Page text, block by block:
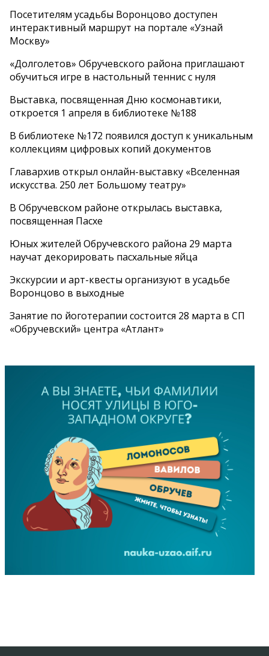
Посетителям усадьбы Воронцово доступен
интерактивный маршрут на портале «Узнай
Москву»
«Долголетов» Обручевского района приглашают
обучиться игре в настольный теннис с нуля
Выставка, посвященная Дню космонавтики,
откроется 1 апреля в библиотеке №188
В библиотеке №172 появился доступ к уникальным
коллекциям цифровых копий документов
Главархив открыл онлайн-выставку «Вселенная
искусства. 250 лет Большому театру»
В Обручевском районе открылась выставка,
посвященная Пасхе
Юных жителей Обручевского района 29 марта
научат декорировать пасхальные яйца
Экскурсии и арт-квесты организуют в усадьбе
Воронцово в выходные
Занятие по йоготерапии состоится 28 марта в СП
«Обручевский» центра «Атлант»